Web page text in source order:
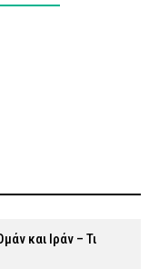
και Ιράν – Τι